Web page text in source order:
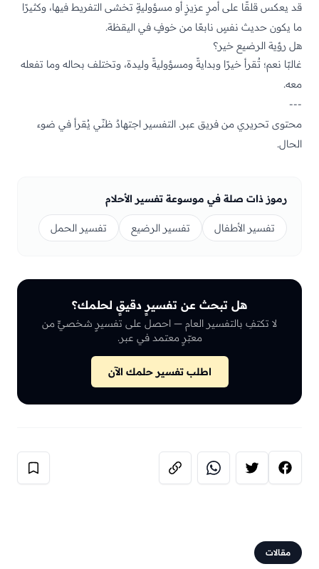
قد يعكس قلقًا على أمرٍ عزيزٍ أو مسؤوليةٍ تخشى التفريط فيها، وكثيرًا
ما يكون حديث نفسٍ نابعًا من خوفٍ في اليقظة.
هل رؤية الرضيع خير؟
غالبًا نعم؛ تُقرأ خيرًا وبدايةً ومسؤوليةً وليدة، وتختلف بحاله وما تفعله
معه.
---
محتوى تحريري من فريق عبر. التفسير اجتهادٌ ظنّي يُقرأ في ضوء
الحال.
رموز ذات صلة في موسوعة تفسير الأحلام
تفسير الأطفال تفسير الرضيع تفسير الحمل
هل تبحث عن تفسيرٍ دقيقٍ لحلمك؟
لا تكتفِ بالتفسير العام — احصل على تفسيرٍ شخصيٍّ من
معبّرٍ معتمد في عبر.
اطلب تفسير حلمك الآن
مقالات